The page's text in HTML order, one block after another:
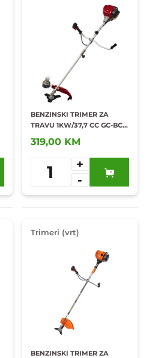
BENZINSKI TRIMER ZA
TRAVU 1KW/37,7 CC GC-BC
36-4 S
319,00 KM
1
+
-
Dodaj u
omiljene
Trimeri (vrt)
BENZINSKI TRIMER ZA